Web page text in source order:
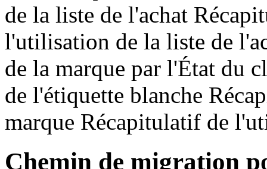
de la liste de l'achat
l'utilisation de la liste de
de la marque par l'État du
de l'étiquette blanche
marque Récapitulatif de
Chemin de migration